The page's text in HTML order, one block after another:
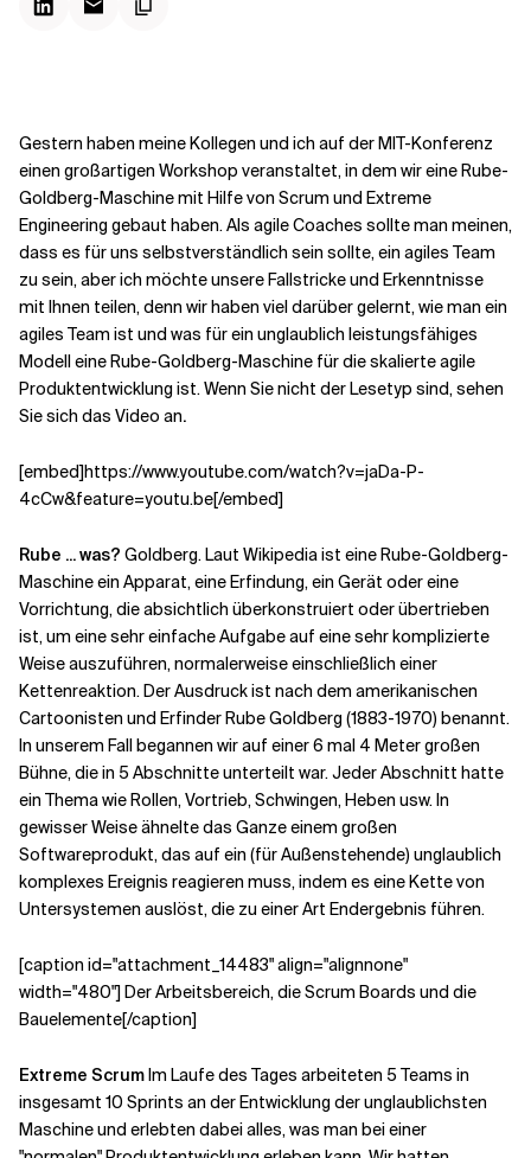
Verwandte Themen
Gestern haben meine Kollegen und ich auf der MIT-Konferenz
einen großartigen Workshop veranstaltet, in dem wir eine Rube-
Goldberg-Maschine mit Hilfe von Scrum und Extreme
Engineering gebaut haben. Als agile Coaches sollte man meinen,
dass es für uns selbstverständlich sein sollte, ein agiles Team
zu sein, aber ich möchte unsere Fallstricke und Erkenntnisse
mit Ihnen teilen, denn wir haben viel darüber gelernt, wie man ein
agiles Team ist und was für ein unglaublich leistungsfähiges
Modell eine Rube-Goldberg-Maschine für die skalierte agile
Produktentwicklung ist. Wenn Sie nicht der Lesetyp sind, sehen
Sie sich das Video an.
[embed]https://www.youtube.com/watch?v=jaDa-P-
4cCw&feature=youtu.be[/embed]
Rube ... was? Goldberg. Laut Wikipedia ist eine Rube-Goldberg-
Maschine ein Apparat, eine Erfindung, ein Gerät oder eine
Vorrichtung, die absichtlich überkonstruiert oder übertrieben
ist, um eine sehr einfache Aufgabe auf eine sehr komplizierte
Weise auszuführen, normalerweise einschließlich einer
Kettenreaktion. Der Ausdruck ist nach dem amerikanischen
Cartoonisten und Erfinder Rube Goldberg (1883-1970) benannt.
In unserem Fall begannen wir auf einer 6 mal 4 Meter großen
Bühne, die in 5 Abschnitte unterteilt war. Jeder Abschnitt hatte
ein Thema wie Rollen, Vortrieb, Schwingen, Heben usw. In
gewisser Weise ähnelte das Ganze einem großen
Softwareprodukt, das auf ein (für Außenstehende) unglaublich
komplexes Ereignis reagieren muss, indem es eine Kette von
Untersystemen auslöst, die zu einer Art Endergebnis führen.
[caption id="attachment_14483" align="alignnone"
width="480"] Der Arbeitsbereich, die Scrum Boards und die
Bauelemente[/caption]
Extreme ScrumIm Laufe des Tages arbeiteten 5 Teams in
insgesamt 10 Sprints an der Entwicklung der unglaublichsten
Maschine und erlebten dabei alles, was man bei einer